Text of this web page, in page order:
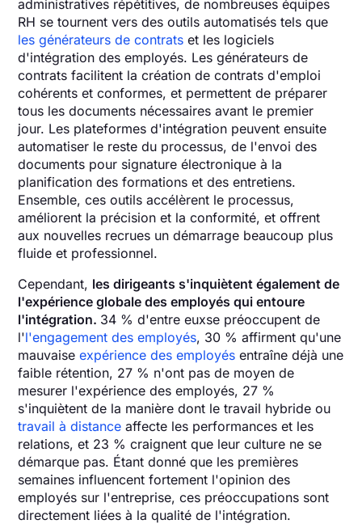
administratives répétitives, de nombreuses équipes
RH se tournent vers des outils automatisés tels que
les générateurs de contrats et les logiciels
d'intégration des employés. Les générateurs de
contrats facilitent la création de contrats d'emploi
cohérents et conformes, et permettent de préparer
tous les documents nécessaires avant le premier
jour. Les plateformes d'intégration peuvent ensuite
automatiser le reste du processus, de l'envoi des
documents pour signature électronique à la
planification des formations et des entretiens.
Ensemble, ces outils accélèrent le processus,
améliorent la précision et la conformité, et offrent
aux nouvelles recrues un démarrage beaucoup plus
fluide et professionnel.
Cependant, les dirigeants s'inquiètent également de
l'expérience globale des employés qui entoure
l'intégration. 34 %d'entre euxse préoccupent de
l'l'engagement des employés, 30 % affirment qu'une
mauvaiseexpérience des employés entraîne déjà une
faible rétention, 27 % n'ont pas de moyen de
mesurer l'expérience des employés, 27 %
s'inquiètent de la manière dont le travail hybride ou
travail à distance affecte les performances et les
relations, et 23 % craignent que leur culture ne se
démarque pas. Étant donné que les premières
semaines influencent fortement l'opinion des
employés sur l'entreprise, ces préoccupations sont
directement liées à la qualité de l'intégration.